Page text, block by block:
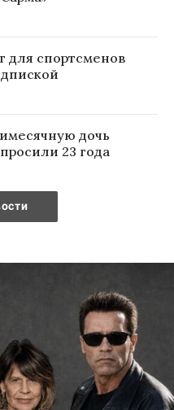
для спортсменов
дочь
23 года